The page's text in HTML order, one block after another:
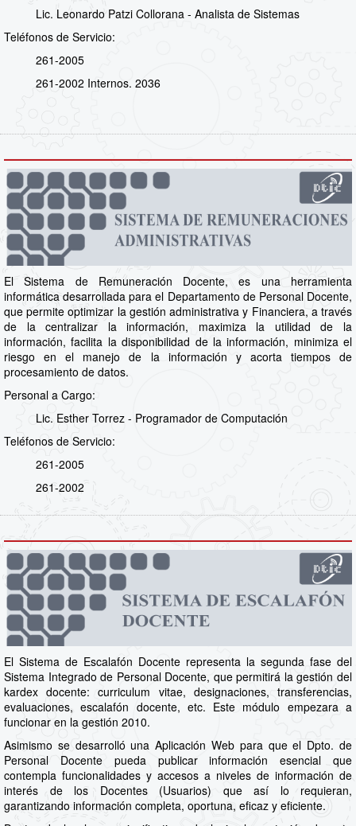
Lic. Leonardo Patzi Collorana - Analista de Sistemas
Teléfonos de Servicio:
261-2005
261-2002 Internos. 2036
El Sistema de Remuneración Docente, es una herramienta
informática desarrollada para el Departamento de Personal Docente,
que permite optimizar la gestión administrativa y Financiera, a través
de la centralizar la información, maximiza la utilidad de la
información, facilita la disponibilidad de la información, minimiza el
riesgo en el manejo de la información y acorta tiempos de
procesamiento de datos.
Personal a Cargo:
Lic. Esther Torrez - Programador de Computación
Teléfonos de Servicio:
261-2005
261-2002
El Sistema de Escalafón Docente representa la segunda fase del
Sistema Integrado de Personal Docente, que permitirá la gestión del
kardex docente: curriculum vitae, designaciones, transferencias,
evaluaciones, escalafón docente, etc. Este módulo empezara a
funcionar en la gestión 2010.
Asimismo se desarrolló una Aplicación Web para que el Dpto. de
Personal Docente pueda publicar información esencial que
contempla funcionalidades y accesos a niveles de información de
interés de los Docentes (Usuarios) que así lo requieran,
garantizando información completa, oportuna, eficaz y eficiente.